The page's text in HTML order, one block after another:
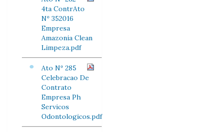
4ta ContrAto
Nº 352016
Empresa
Amazonia Clean
Limpeza.pdf
Ato Nº 285
Celebracao De
Contrato
Empresa Ph
Servicos
Odontologicos.pdf